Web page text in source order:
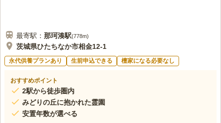
最寄駅： 那珂湊駅(778m)
茨城県ひたちなか市相金12-1
永代供養プランあり 生前申込できる 檀家になる必要なし
おすすめポイント
2駅から徒歩圏内
みどりの丘に抱かれた霊園
安置年数が選べる